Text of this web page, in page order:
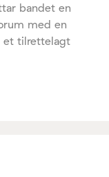
bandet en
med en
et tilrettelagt